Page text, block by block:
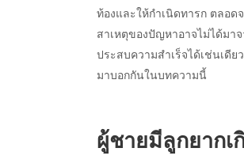
ท้องและให้กำเนิดทารก ตลอ
สาเหตุของปัญหาอาจไม่ได้มา
ประสบความสำเร็จได้เช่นเดี
มาบอกกันในบทความนี้
ผู้ชายมีลูกยากเ